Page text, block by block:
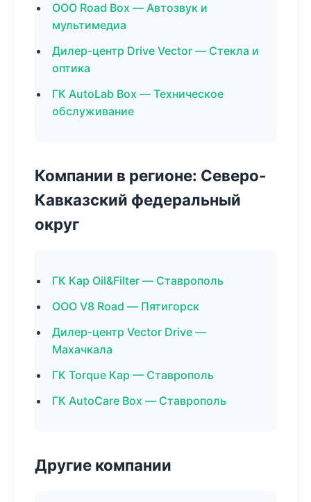
ООО Road Box — Автозвук и
мультимедиа
Дилер-центр Drive Vector — Стекла и
оптика
ГК AutoLab Box — Техническое
обслуживание
Компании в регионе: Северо-
Кавказский федеральный
округ
ГК Кар Oil&Filter — Ставрополь
ООО V8 Road — Пятигорск
Дилер-центр Vector Drive —
Махачкала
ГК Torque Кар — Ставрополь
ГК AutoCare Box — Ставрополь
Другие компании